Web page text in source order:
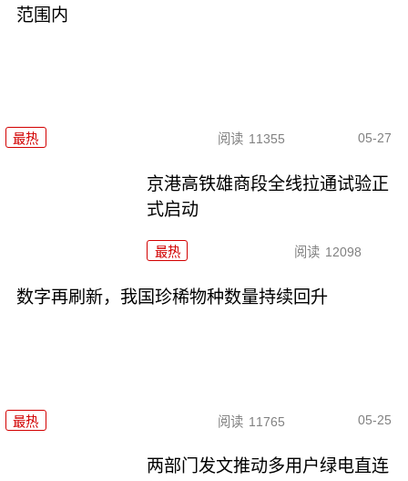
范围内
最热 阅读 11355 05-27
京港高铁雄商段全线拉通试验正
式启动
最热 阅读 12098
数字再刷新，我国珍稀物种数量持续回升
最热 阅读 11765 05-25
两部门发文推动多用户绿电直连